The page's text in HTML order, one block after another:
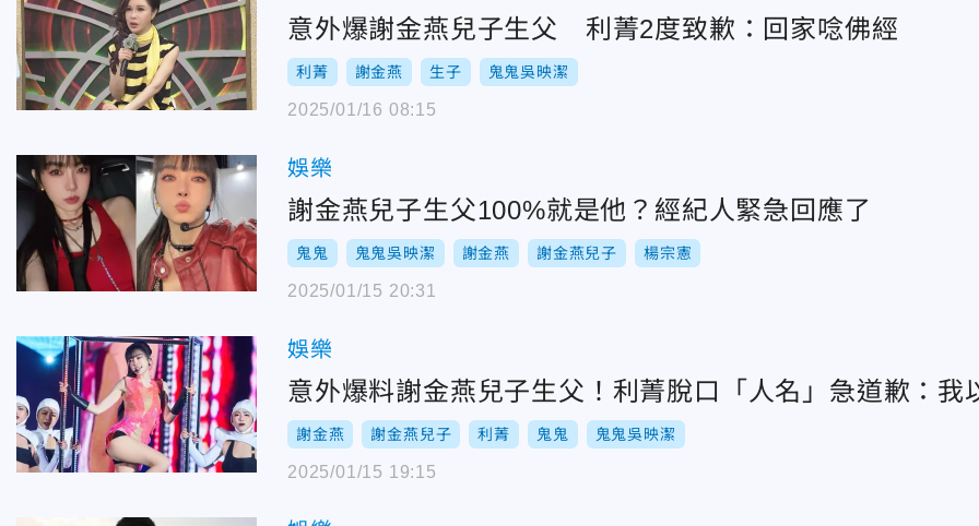
意外爆謝金燕兒子生父 利菁2度致歉：回家唸佛經
利菁 謝金燕 生子 鬼鬼吳映潔
2025/01/16 08:15
娛樂
謝金燕兒子生父100%就是他？經紀人緊急回應了
鬼鬼 鬼鬼吳映潔 謝金燕 謝金燕兒子 楊宗憲
2025/01/15 20:31
娛樂
意外爆料謝金燕兒子生父！利菁脫口「人名」急道歉：我
謝金燕 謝金燕兒子 利菁 鬼鬼 鬼鬼吳映潔
2025/01/15 19:15